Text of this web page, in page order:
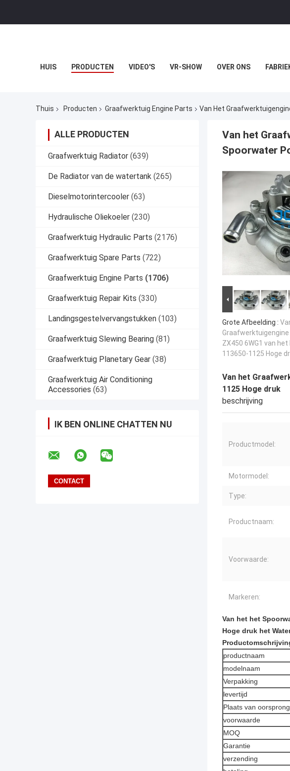
HUIS PRODUCTEN VIDEO'S VR-SHOW OVER ONS
Thuis Producten Graafwerktuig Engine Parts Van Het
ALLE PRODUCTEN
Graafwerktuig Radiator (639)
De Radiator van de watertank (265)
Dieselmotorintercooler (63)
Hydraulische Oliekoeler (230)
Graafwerktuig Hydraulic Parts (2176)
Graafwerktuig Spare Parts (722)
Graafwerktuig Engine Parts (1706)
Graafwerktuig Repair Kits (330)
Landingsgestelvervangstukken (103)
Graafwerktuig Slewing Bearing (81)
Graafwerktuig Planetary Gear (38)
Graafwerktuig Air Conditioning
Accessories (63)
IK BEN ONLINE CHATTEN NU
Van het
Spoorwater
Grote Afbeelding :
ZX450 6WG1 van
113650-1125 Hoge
Van het
1125 Hoge druk
beschrijving
Productmodel:
Motormodel:
Type:
Productnaam:
Voorwaarde:
Markeren:
Van het het
Hoge druk het
productnaam
modelnaam
Verpakking
levertijd
Plaats van oorsprong
voorwaarde
MOQ
Garantie
verzending